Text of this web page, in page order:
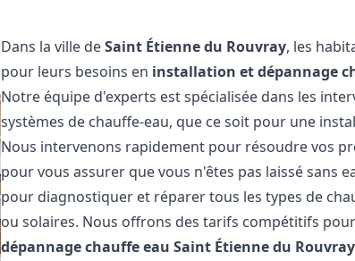
Dans la ville deSaint Étienne du Rouvray, les
pour leurs besoins en installation et dépannage
Notre équipe d'experts est spécialisée dans les
systèmes de chauffe-eau, que ce soit pour une
Nous intervenons rapidement pour résoudre vos
pour vous assurer que vous n'êtes pas laissé sans
pour diagnostiquer et réparer tous les types de
ou solaires. Nous offrons des tarifs compétitifs
dépannage chauffe eau Saint Étienne du Rouvray